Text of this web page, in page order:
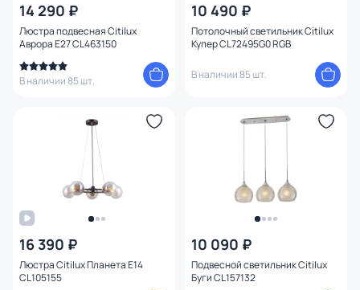
14 290 ₽
Люстра подвесная Citilux
Аврора E27 CL463150
В наличии 85 шт.
10 490 ₽
Потолочный светильник Citilux
Купер CL72495G0 RGB
В наличии 85 шт.
16 390 ₽
Люстра Citilux Планета E14
CL105155
10 090 ₽
Подвесной светильник Citilux
Буги CL157132